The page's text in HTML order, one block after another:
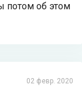
потом об этом
02 февр. 2020